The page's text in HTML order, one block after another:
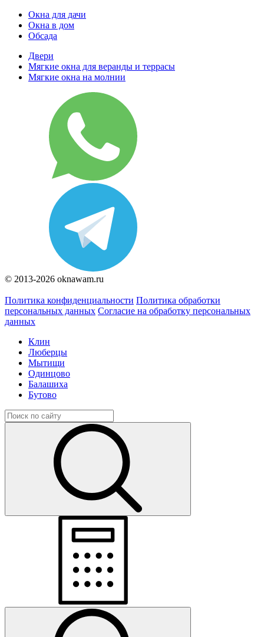
Окна для дачи
Окна в дом
Обсада
Двери
Мягкие окна для веранды и террасы
Мягкие окна на молнии
© 2013-2026 oknawam.ru
Политика конфиденциальности Политика обработки
персональных данных Согласие на обработку персональных
данных
Клин
Люберцы
Мытищи
Одинцово
Балашиха
Бутово